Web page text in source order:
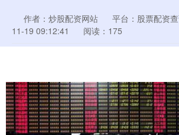
作者：炒股配资网站 平台：股票配资
11-19 09:12:41
阅读：175